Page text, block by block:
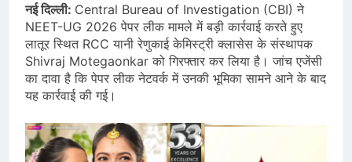
नई दिल्ली: Central Bureau of Investigation (CBI) ने
NEET-UG 2026 पेपर लीक मामले में बड़ी कार्रवाई करते हुए
लातूर स्थित RCC यानी रेणुकाई केमिस्ट्री क्लासेस के संस्थापक
Shivraj Motegaonkar को गिरफ्तार कर लिया है। जांच एजेंसी
का दावा है कि पेपर लीक नेटवर्क में उनकी भूमिका सामने आने के बाद
यह कार्रवाई की गई।